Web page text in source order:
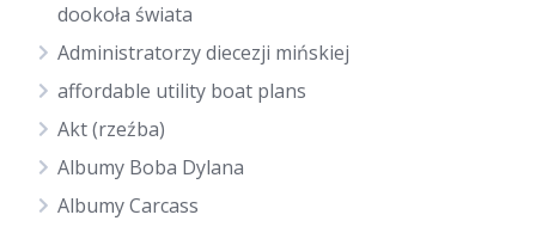
dookoła świata
Administratorzy diecezji mińskiej
affordable utility boat plans
Akt (rzeźba)
Albumy Boba Dylana
Albumy Carcass